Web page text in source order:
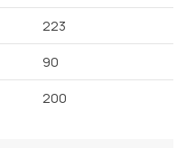
223
90
200